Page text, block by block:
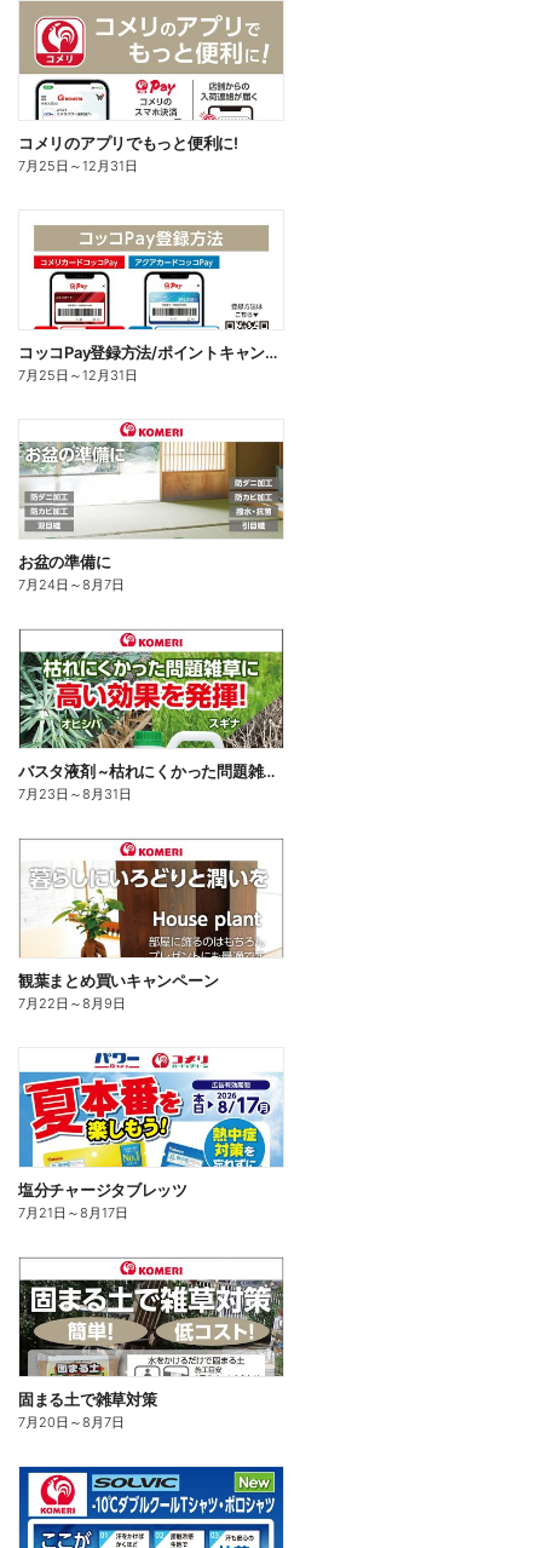
コメリのアプリでもっと便利に!
7月25日 ～12月31日
コッコPay登録方法/ポイントキャンペーン応募方法
7月25日 ～12月31日
お盆の準備に
7月24日 ～8月7日
バスタ液剤 ~枯れにくかった問題雑草に高い効果を発揮!~
7月23日 ～8月31日
観葉まとめ買いキャンペーン
7月22日 ～8月9日
塩分チャージタブレッツ
7月21日 ～8月17日
固まる土で雑草対策
7月20日 ～8月7日